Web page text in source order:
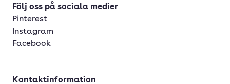
Följ oss på sociala medier
Pinterest
Instagram
Facebook
Kontaktinformation